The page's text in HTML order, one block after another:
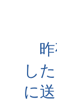
昨
し
に